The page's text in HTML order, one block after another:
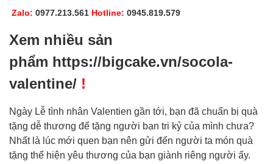
Zalo: 0977.213.561 Hotline: 0945.819.579
Xem nhiều sản
phẩm https://bigcake.vn/socola-
valentine/ !
Ngày Lễ tình nhân Valentien gần tới, bạn đã chuẩn bị quà
tặng dễ thương để tặng người bạn tri kỷ của mình chưa?
Nhất là lúc mới quen bạn nên gửi đến người ta món quà
tặng thể hiện yêu thương của bạn giành riêng người ấy.